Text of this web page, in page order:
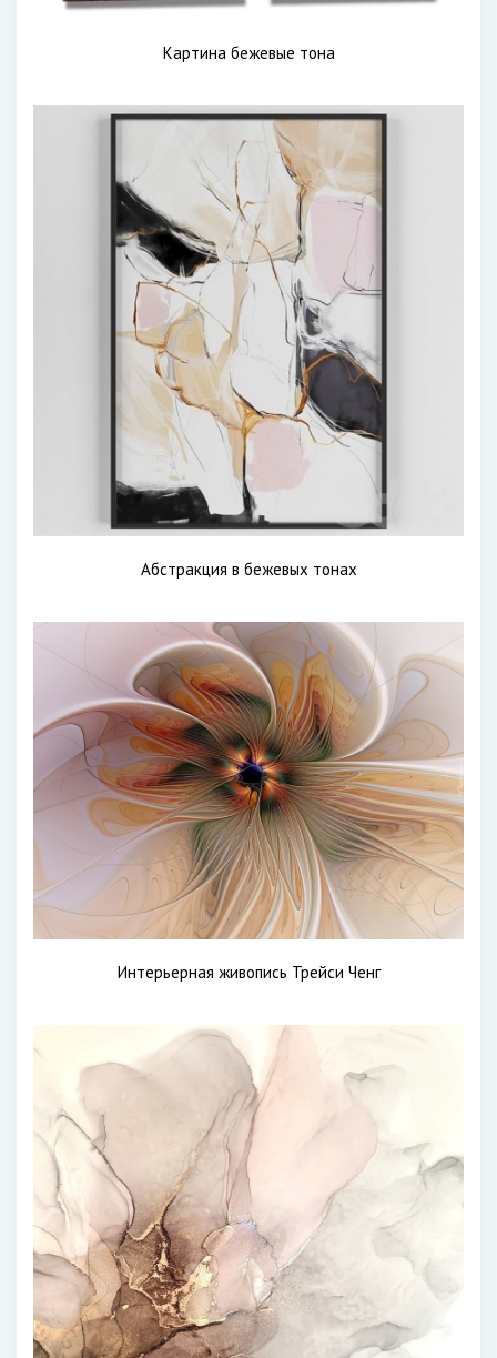
Картина бежевые тона
Абстракция в бежевых тонах
Интерьерная живопись Трейси Ченг